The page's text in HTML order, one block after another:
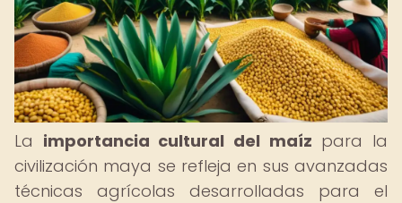
La importancia cultural del maíz para la
civilización maya se refleja en sus avanzadas
técnicas agrícolas desarrolladas para el